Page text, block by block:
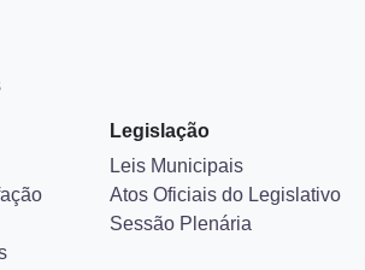
Legislação
Leis Municipais
Atos Oficiais do Legislativo
Sessão Plenária